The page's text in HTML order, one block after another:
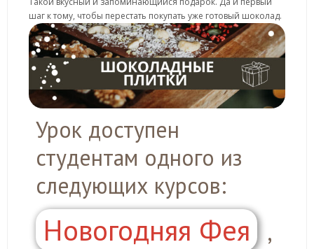
шаг к тому, чтобы перестать покупать уже готовый шоколад.
Урок доступен
студентам одного из
следующих курсов:
Новогодняя Фея ,